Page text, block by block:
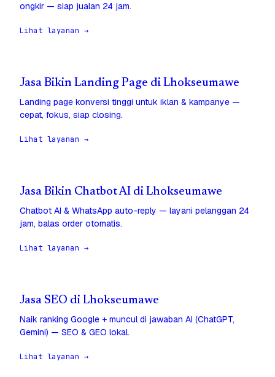
ongkir — siap jualan 24 jam.
Lihat layanan →
Jasa Bikin Landing Page di Lhokseumawe
Landing page konversi tinggi untuk iklan & kampanye —
cepat, fokus, siap closing.
Lihat layanan →
Jasa Bikin Chatbot AI di Lhokseumawe
Chatbot AI & WhatsApp auto-reply — layani pelanggan 24
jam, balas order otomatis.
Lihat layanan →
Jasa SEO di Lhokseumawe
Naik ranking Google + muncul di jawaban AI (ChatGPT,
Gemini) — SEO & GEO lokal.
Lihat layanan →